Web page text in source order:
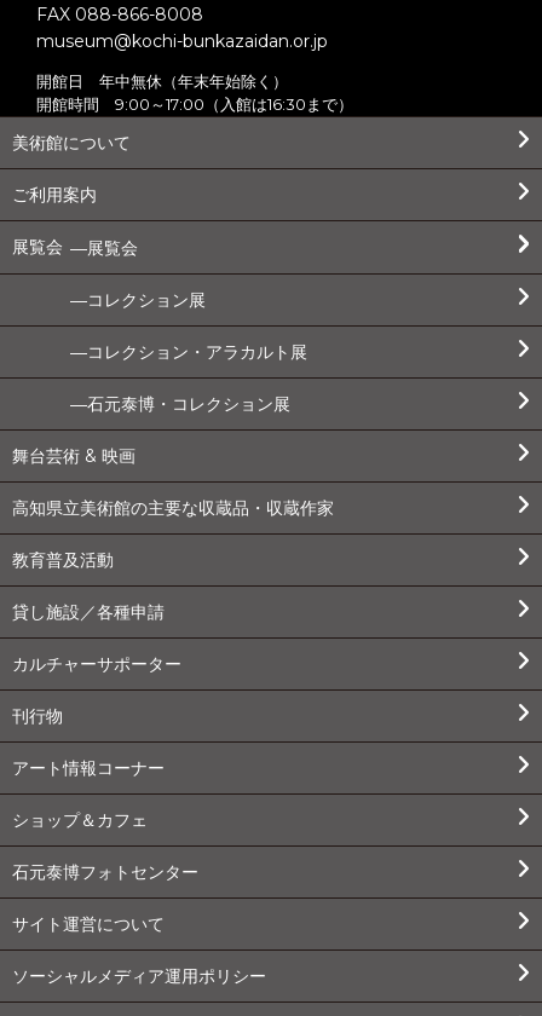
FAX 088-866-8008
museum@kochi-bunkazaidan.or.jp
開館日 年中無休（年末年始除く）
開館時間 9:00～17:00（入館は16:30まで）
美術館について
ご利用案内
展覧会 展覧会
コレクション展
コレクション・アラカルト展
石元泰博・コレクション展
舞台芸術 & 映画
高知県立美術館の主要な収蔵品・収蔵作家
教育普及活動
貸し施設／各種申請
カルチャーサポーター
刊行物
アート情報コーナー
ショップ＆カフェ
石元泰博フォトセンター
サイト運営について
ソーシャルメディア運用ポリシー